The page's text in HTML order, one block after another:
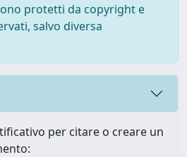
protetti da copyright e
salvo diversa
per citare o creare un